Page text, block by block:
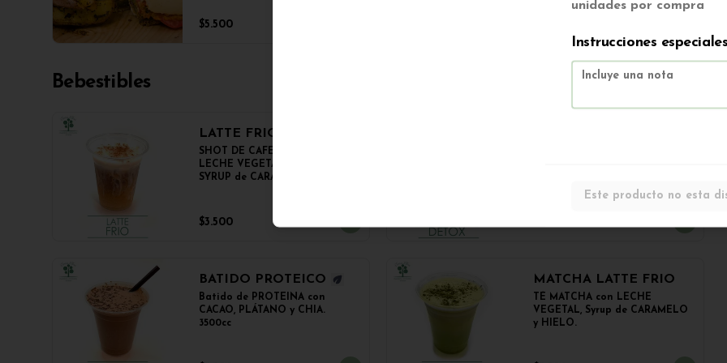
$5.500
pan frica artesanal + papas
Bebestibles
LATTE FRIO
SHOT DE CAFE ESPRESSO,
LECHE VEGETAL NOT MILK y
SYRUP de CARAMELO
$3.500
BATIDO PROTEICO
Batido de PROTEINA con
CACAO, PLÁTANO y CHIA.
3500cc
MATCHA LATTE FRIO
TÉ MATCHA con LECHE
VEGETAL, Syrup de CARAMELO
y HIELO.
unidades por compra
Instrucciones especiales
Este producto no esta